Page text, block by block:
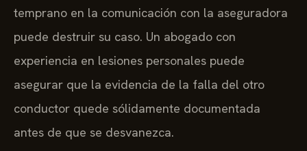
temprano en la comunicación con la aseguradora
puede destruir su caso. Un abogado con
experiencia en lesiones personales puede
asegurar que la evidencia de la falla del otro
conductor quede sólidamente documentada
antes de que se desvanezca.